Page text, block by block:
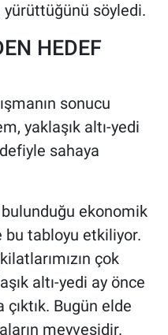
yürüttüğünü söyledi.
HEDEF
sonucu
yaklaşık altı-yedi
sahaya
ekonomik
tabloyu etkiliyor.
çok
altı-yedi ay önce
Bugün elde
meyvesidir.